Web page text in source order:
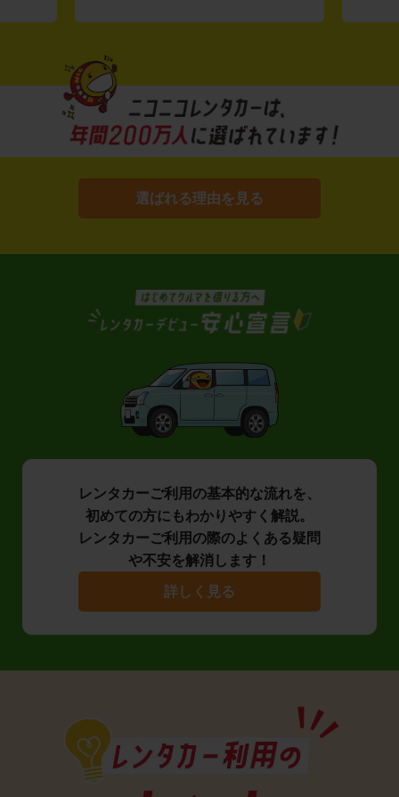
選ばれる理由を見る
レンタカーご利用の基本的な流れを、
初めての方にもわかりやすく解説。
レンタカーご利用の際のよくある疑問
や不安を解消します！
詳しく見る